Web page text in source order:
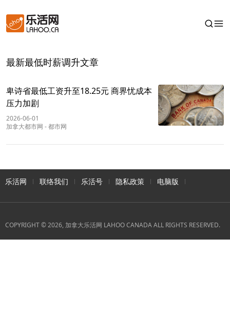
最新最低时薪调升文章
卑诗省最低工资升至18.25元 商界忧成本
压力加剧
2026-06-01
加拿大都市网 -都市网
乐活网 联络我们 乐活号 隐私政策 电脑版
COPYRIGHT © 2026, 加拿大乐活网 LAHOO CANADA ALL RIGHTS RESERVED.